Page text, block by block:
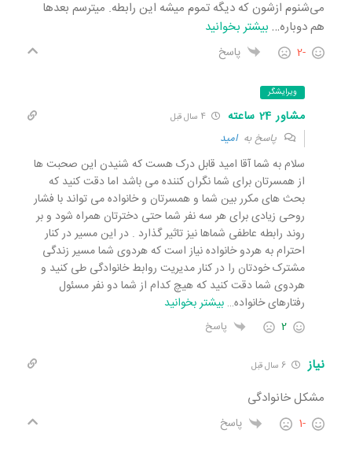
می‌شنوم ازشون که دیگه تموم میشه این رابطه. میترسم بعدها
هم دوباره… بیشتر بخوانید
-2 پاسخ
ویرایشگر
مشاور 24 ساعته 4 سال قبل
پاسخ بهامید
سلام به شما آقا امید قابل درک هست که شنیدن این صحبت ها
از همسرتان برای شما نگران کننده می باشد اما دقت کنید که
بحث های مکرر بین شما و همسرتان و خانواده می تواند با فشار
روحی زیادی برای هر سه نفر شما حتی دخترتان همراه شود و بر
روند رابطه عاطفی شماها نیز تاثیر گذارد . در این مسیر در کنار
احترام به هردو خانواده نیاز است که هردوی شما مسیر زندگی
مشترک خودتان را در کنار مدیریت روابط خانوادگی طی کنید و
هردوی شما دقت کنید که هیچ کدام از شما دو نفر مسئول
رفتارهای خانواده… بیشتر بخوانید
2 پاسخ
نیاز 6 سال قبل
مشکل خانوادگی
-1 پاسخ